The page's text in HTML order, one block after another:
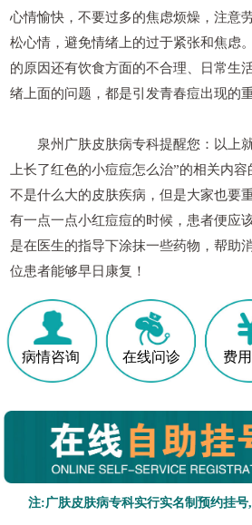
心情愉快，不要过多的焦虑烦燥，注意
松心情，避免情绪上的过于紧张和焦虑
的原因还有饮食方面的不合理、日常生
绪上面的问题，都是引发青春痘出现的
泉州广肤皮肤病专科提醒您：以上
上长了红色的小痘痘怎么治”的相关内
不是什么大的皮肤疾病，但是大家也要
有一点一点小红痘痘的时候，患者便应
是在医生的指导下涂抹一些药物，帮助
位患者能够早日康复！
病情咨询 在线问诊 费
注:广肤皮肤病专科实行实名制预约挂号